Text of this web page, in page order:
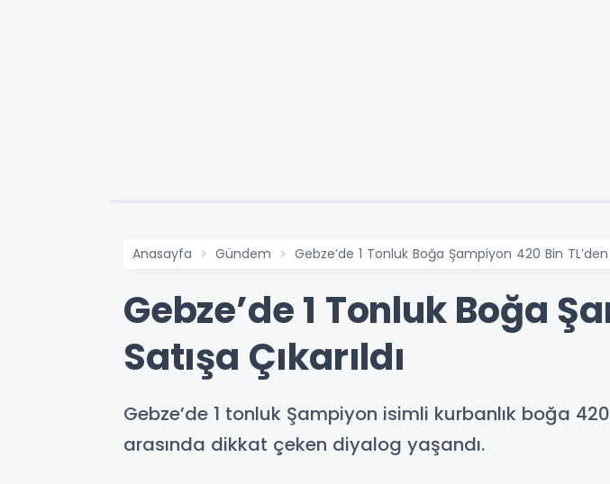
Anasayfa Gündem Gebze’de 1 Tonluk Boğa Şampiyon 420 Bin TL’den
Gebze’de 1 Tonluk Boğa
Satışa Çıkarıldı
Gebze’de 1 tonluk Şampiyon isimli kurbanlık boğa
arasında dikkat çeken diyalog yaşandı.